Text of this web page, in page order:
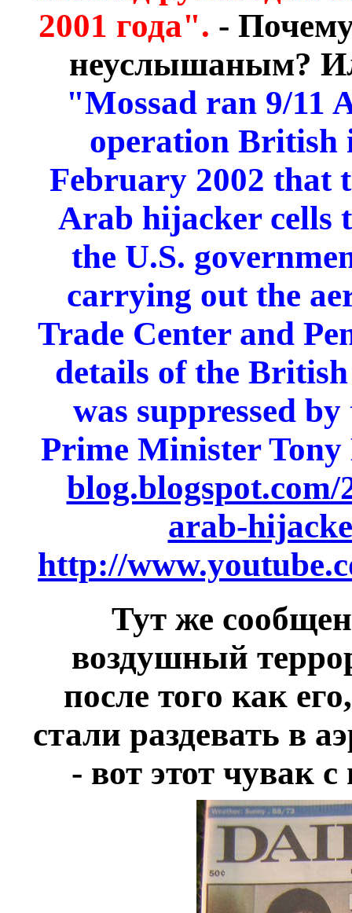
2001 года". -
неуслышаным?
"Mossad ran 9/
operation British
February 2002 that
Arab hijacker cells
the U.S.
carrying out the
Trade Center and
details of the
was suppressed
Prime Minister Tony
blog.blogspot.com/
arab-
http://
Тут же
воздушный
после того как
стали раздевать в
- вот этот чувак